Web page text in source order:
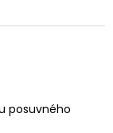
posuvného